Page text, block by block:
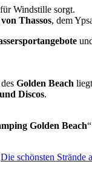
Windstille sorgt.
Thassos, dem
Golden Beach
Discos.
Golden Beach
Die schönsten Strände